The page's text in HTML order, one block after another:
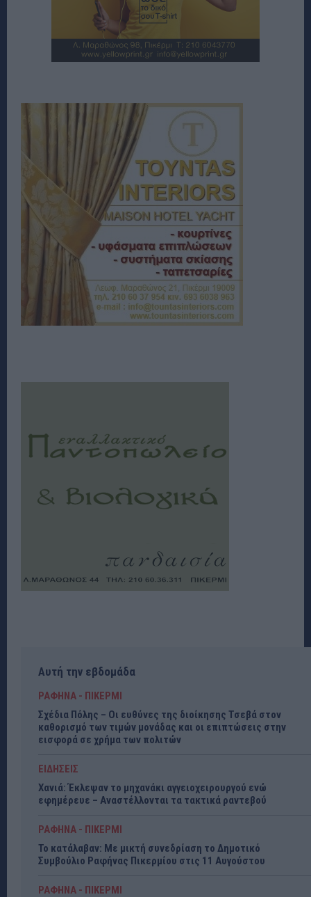
Αυτή την εβδομάδα
ΡΑΦΗΝΑ - ΠΙΚΕΡΜΙ
Σχέδια Πόλης – Οι ευθύνες της διοίκησης Τσεβά στον
καθορισμό των τιμών μονάδας και οι επιπτώσεις στην
εισφορά σε χρήμα των πολιτών
ΕΙΔΗΣΕΙΣ
Χανιά: Έκλεψαν το μηχανάκι αγγειοχειρουργού ενώ
εφημέρευε – Αναστέλλονται τα τακτικά ραντεβού
ΡΑΦΗΝΑ - ΠΙΚΕΡΜΙ
Το κατάλαβαν: Με μικτή συνεδρίαση το Δημοτικό
Συμβούλιο Ραφήνας Πικερμίου στις 11 Αυγούστου
ΡΑΦΗΝΑ - ΠΙΚΕΡΜΙ